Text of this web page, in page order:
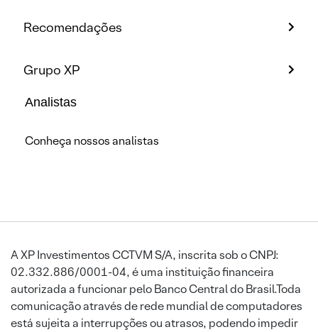
Recomendações
Grupo XP
Analistas
Conheça nossos analistas
A XP Investimentos CCTVM S/A, inscrita sob o CNPJ:
02.332.886/0001-04, é uma instituição financeira
autorizada a funcionar pelo Banco Central do Brasil.Toda
comunicação através de rede mundial de computadores
está sujeita a interrupções ou atrasos, podendo impedir